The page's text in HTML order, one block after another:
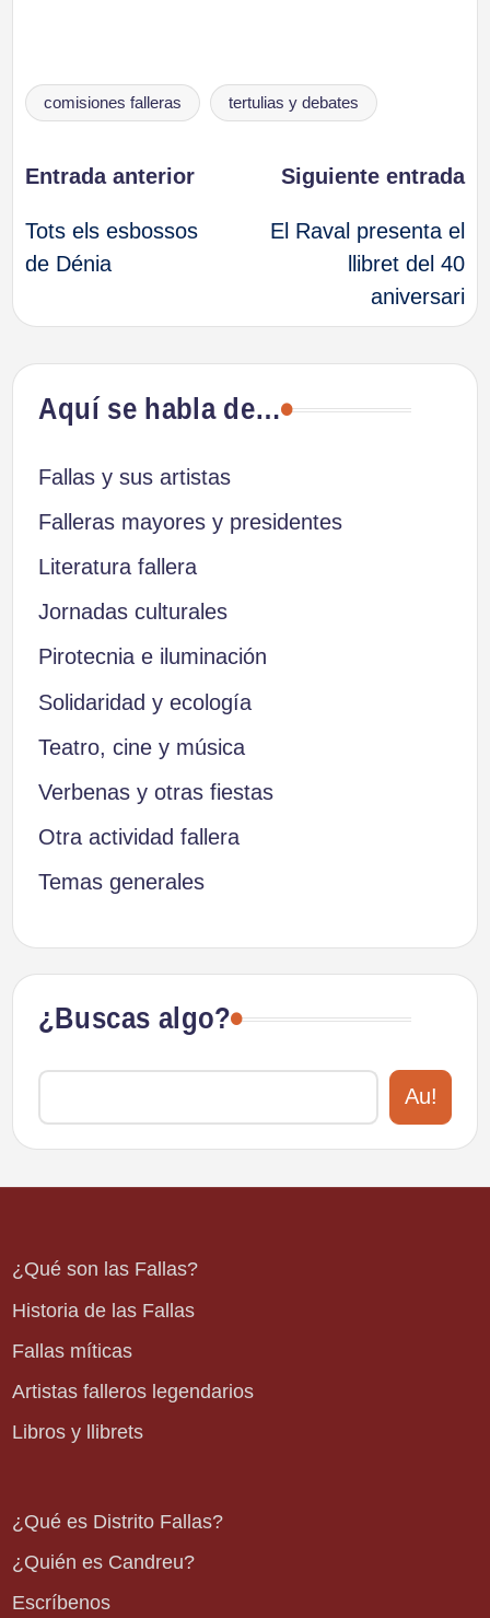
Etiquetas:
comisiones falleras tertulias y debates
Navegación
de
entradas
Entrada anterior
Tots els esbossos
de Dénia
Siguiente entrada
El Raval presenta el
llibret del 40
aniversari
Aquí se habla de…
Fallas y sus artistas
Falleras mayores y presidentes
Literatura fallera
Jornadas culturales
Pirotecnia e iluminación
Solidaridad y ecología
Teatro, cine y música
Verbenas y otras fiestas
Otra actividad fallera
Temas generales
¿Buscas algo?
Au!
¿Qué son las Fallas?
Historia de las Fallas
Fallas míticas
Artistas falleros legendarios
Libros y llibrets
¿Qué es Distrito Fallas?
¿Quién es Candreu?
Escríbenos